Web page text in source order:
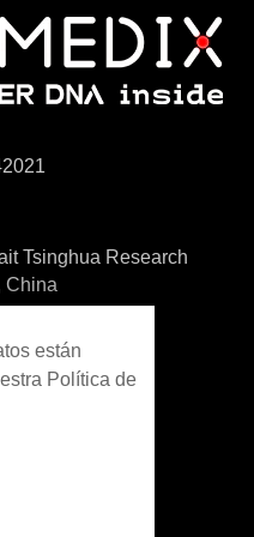
Tsinghua Research
China
están
Política de